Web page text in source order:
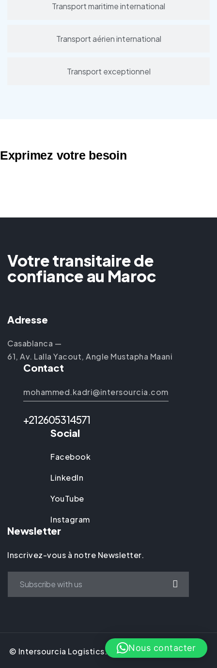
Transport maritime international
Transport aérien international
Transport exceptionnel
Exprimez votre besoin
Votre transitaire de
confiance au Maroc
Adresse
Casablanca —
61, Av. Lalla Yacout, Angle Mustapha Maani
Contact
mohammed.kadri@intersourcia.com
+212605314571
Social
Facebook
LinkedIn
YouTube
Instagram
Newsletter
Inscrivez-vous à notre Newsletter.
© Intersourcia Logistics. 2025Nous contacter